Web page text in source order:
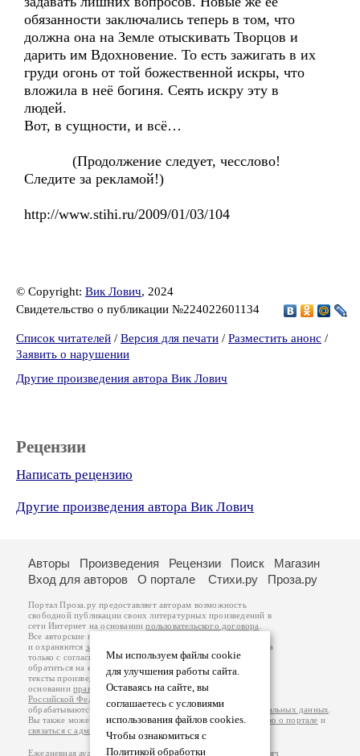
обязанности заключались теперь в том, что
должна она на Земле отыскивать Творцов и
дарить им Вдохновение. То есть зажигать в их
груди огонь от той божественной искры, что
вложила в неё богиня. Сеять искру эту в
людей.
Вот, в сущности, и всё…
(Продолжение следует, чесслово!
Следите за рекламой!)
http://www.stihi.ru/2009/01/03/104
© Copyright: Вик Лович, 2024
Свидетельство о публикации №224022601134
Список читателей / Версия для печати / Разместить анонс /
Заявить о нарушении
Другие произведения автора Вик Лович
Рецензии
Написать рецензию
Другие произведения автора Вик Лович
Мы используем файлы cookie
для улучшения работы сайта.
Оставаясь на сайте, вы
соглашаетесь с условиями
использования файлов cookies.
Чтобы ознакомиться с
Политикой обработки
Авторы Произведения Рецензии Поиск
Магазин
Вход для авторов
О портале Стихи.ру Проза.ру
Портал Проза.ру предоставляет авторам возможность
свободной публикации своих литературных произведений в
сети Интернет на основаниипользовательского договора
Все авторские права на произведения принадлежат авторам
и охраняются законом
. Перепечатка произведений возможна
только с согласия его автора, к которому вы можете
обратиться на его авторской странице. Ответственность за
тексты произведений авторы несут самостоятельно на
основанииправил публикацииизаконодательства
Российской Федерации
обрабатываются на основанииПолитики обработки персональных данных
Вы также можете посмотреть более подробнуюинформацию о портале и
связаться с администрацией
Ежедневная аудитория портала Проза.ру – порядка 100 тысяч